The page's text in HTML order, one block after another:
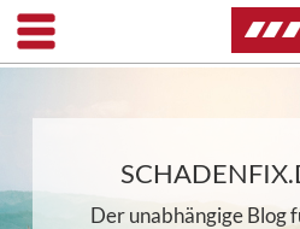
Der unabhängige Blog